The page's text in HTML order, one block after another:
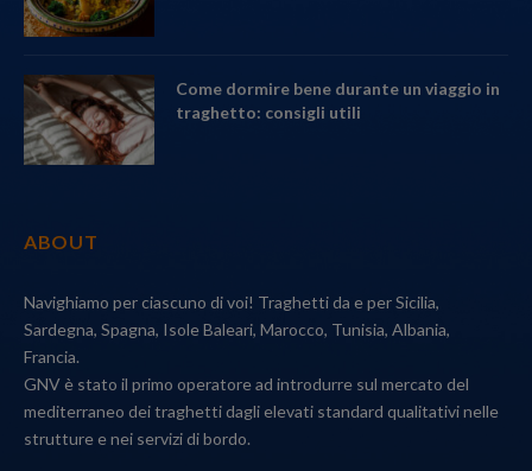
Come dormire bene durante un viaggio in
traghetto: consigli utili
ABOUT
Navighiamo per ciascuno di voi! Traghetti da e per Sicilia,
Sardegna, Spagna, Isole Baleari, Marocco, Tunisia, Albania,
Francia.
GNV è stato il primo operatore ad introdurre sul mercato del
mediterraneo dei traghetti dagli elevati standard qualitativi nelle
strutture e nei servizi di bordo.